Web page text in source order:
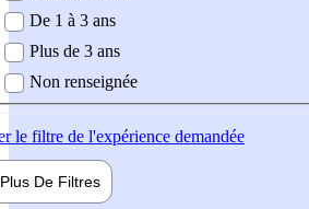
De 1 à 3 ans
Plus de 3 ans
Non renseignée
le filtre de l'expérience demandée
Plus De Filtres